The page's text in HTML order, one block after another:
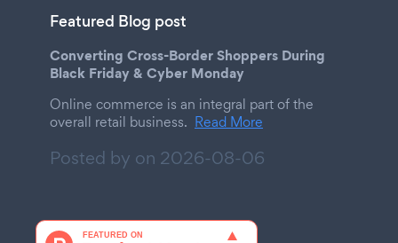
Featured Blog post
Converting Cross-Border Shoppers During
Black Friday & Cyber Monday
Online commerce is an integral part of the
overall retail business. Read More
Posted by on 2026-08-06